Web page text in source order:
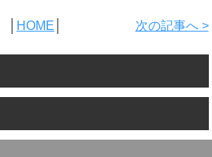
HOME 次の記事へ >